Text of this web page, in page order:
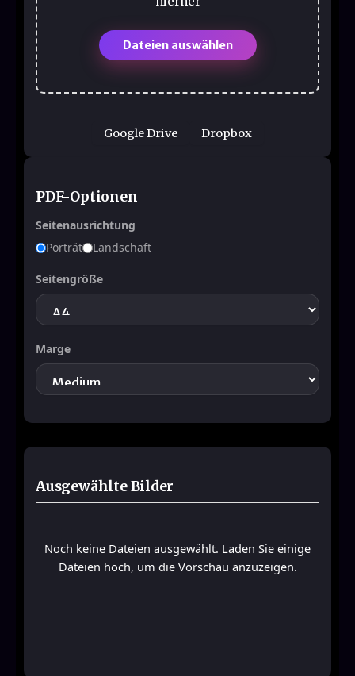
Dateien auswählen
Google Drive Dropbox
PDF-Optionen
Seitenausrichtung
Porträt
Landschaft
Seitengröße
Marge
Ausgewählte Bilder
Noch keine Dateien ausgewählt. Laden Sie einige
Dateien hoch, um die Vorschau anzuzeigen.